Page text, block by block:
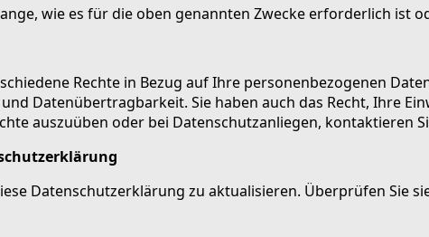
wie es für die oben genannten Zwecke erforderlich ist
Rechte in Bezug auf Ihre personenbezogenen
Datenübertragbarkeit. Sie haben auch das Recht, Ihre
auszuüben oder bei Datenschutzanliegen, kontaktieren
Datenschutzerklärung zu aktualisieren. Überprüfen Sie